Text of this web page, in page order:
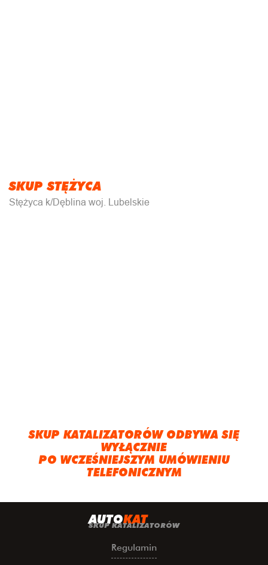
SKUP STĘŻYCA
Stężyca k/Dęblina woj. Lubelskie
SKUP KATALIZATORÓW ODBYWA SIĘ
WYŁĄCZNIE
PO WCZEŚNIEJSZYM UMÓWIENIU
TELEFONICZNYM
AUTOKAT
SKUP KATALIZATORÓW
Regulamin